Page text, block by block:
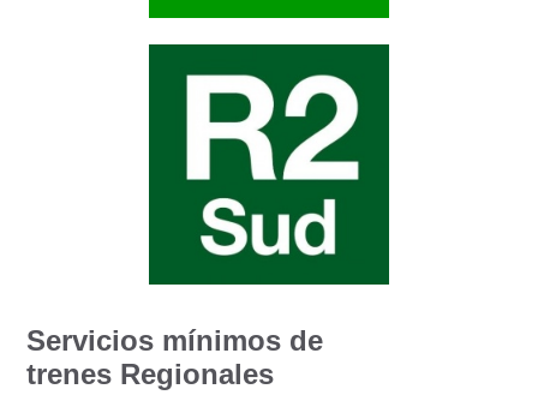
Servicios mínimos de
trenes Regionales